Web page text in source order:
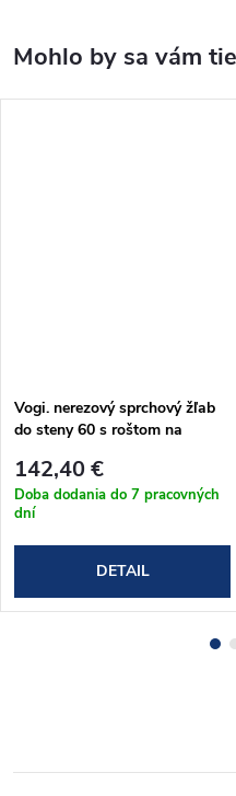
Vogi. nerezový sprchový žľab
do steny 60 s roštom na
142,40 €
Doba dodania do 7 pracovných
dní
DETAIL